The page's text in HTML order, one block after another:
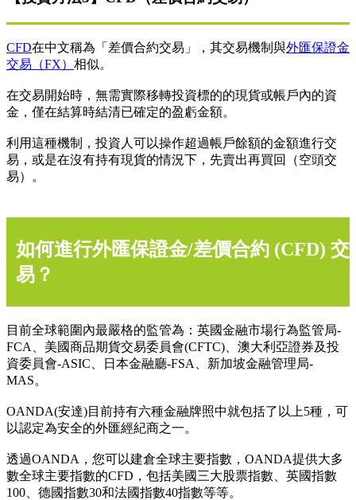
CFD在中文稱為「差價合約交易」，其交易機制與外匯保證金
交易（FX） 相似。
在交易開始時，無需實際移轉投資標的的現貨或帳戶內的資
金，僅在結算時結清已確定的盈虧金額。
利用這種機制，投資人可以操作超過帳戶餘額的金額進行交
易，或是在沒有持有現貨的情況下，先賣出再買回（空頭交
易）。
如何進行外匯保證金/差價合約 (CFD) 交
易？
目前全球範圍內最嚴格的監管為：英國金融市場行為監管局-
FCA、美國商品期貨交易委員會(CFTC)、澳大利亞證券及投
資委員會-ASIC、日本金融廳-FSA、新加坡金融管理局-
MAS。
OANDA(安達)目前持有六種金融牌照中就包括了以上5種，可
以認定為安全的外匯經紀商之一。
透過OANDA，您可以建倉全球主要指數，OANDA提供大多
數全球主要指數的CFD，包括美國三大股票指數、英國指數
100、德國指數30和法國指數40指數等等。